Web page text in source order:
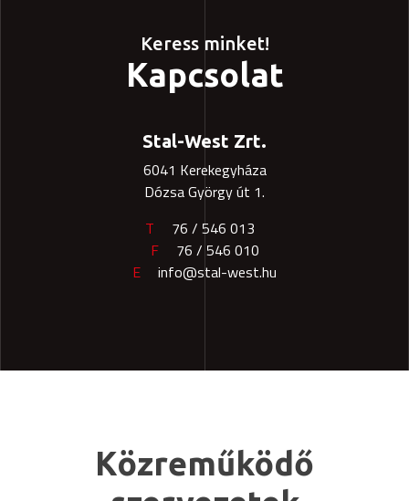
Keress minket!
Kapcsolat
Stal-West Zrt.
6041 Kerekegyháza
Dózsa György út 1.
T
76 / 546 013
F
76 / 546 010
E
info@stal-west.hu
Közreműködő